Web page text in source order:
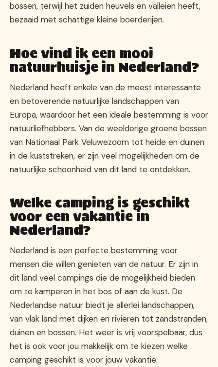
bossen, terwijl het zuiden heuvels en valleien heeft,
bezaaid met schattige kleine boerderijen.
Hoe vind ik een mooi
natuurhuisje in Nederland?
Nederland heeft enkele van de meest interessante
en betoverende natuurlijke landschappen van
Europa, waardoor het een ideale bestemming is voor
natuurliefhebbers. Van de weelderige groene bossen
van Nationaal Park Veluwezoom tot heide en duinen
in de kuststreken, er zijn veel mogelijkheden om de
natuurlijke schoonheid van dit land te ontdekken.
Welke camping is geschikt
voor een vakantie in
Nederland?
Nederland is een perfecte bestemming voor
mensen die willen genieten van de natuur. Er zijn in
dit land veel campings die de mogelijkheid bieden
om te kamperen in het bos of aan de kust. De
Nederlandse natuur biedt je allerlei landschappen,
van vlak land met dijken en rivieren tot zandstranden,
duinen en bossen. Het weer is vrij voorspelbaar, dus
het is ook voor jou makkelijk om te kiezen welke
camping geschikt is voor jouw vakantie.